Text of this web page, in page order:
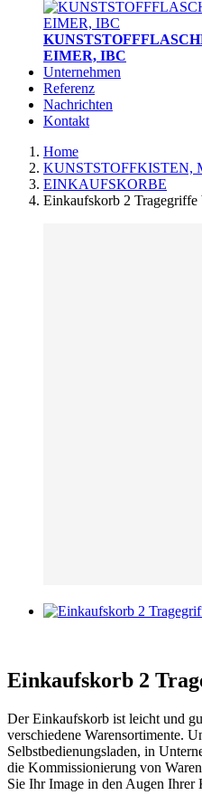
EIMER, IBC
Unternehmen
Referenz
Nachrichten
Kontakt
Home
KUNSTSTOFFKISTEN,
EINKAUFSKORBE
Einkaufskorb 2 Tragegriffe
Einkaufskorb 2
Der Einkaufskorb ist leicht und
verschiedene Warensortimente.
Selbstbedienungsladen, in
die Kommissionierung von
Sie Ihr Image in den Augen Ihrer